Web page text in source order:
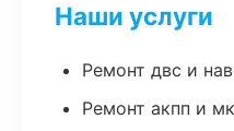
Наши услуги
Ремонт двс и
Ремонт акпп и